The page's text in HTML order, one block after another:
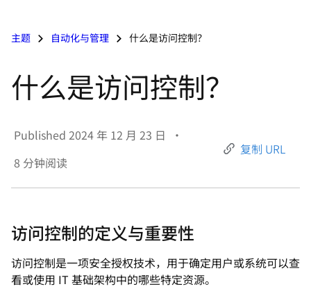
语主题 自动化与管理 什么是访问控制？
什么是访问控制？
Published 2024 年 12 月 23 日
•
8 分钟阅读
复制 URL
访问控制的定义与重要性
访问控制是一项安全授权技术，用于确定用户或系统可以查
看或使用 IT 基础架构中的哪些特定资源。